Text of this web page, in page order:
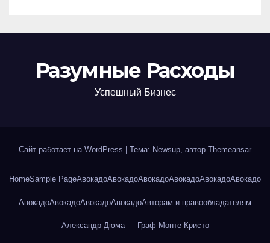
Разумные Расходы
Успешный Бизнес
Сайт работает на WordPress Тема: Newsup, автор Themeansar
HomeSample PageАвокадоАвокадоАвокадоАвокадоАвокадоАвокадо
АвокадоАвокадоАвокадоАвокадоАвторам и правообладателям
Александр Дюма — Граф Монте-Кристо